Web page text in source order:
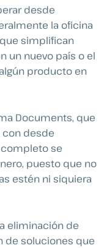
desde
la oficina
simplifican
un nuevo país o el
producto en
Documents, que
desde
se
puesto que no
estén ni siquiera
eliminación de
de soluciones que